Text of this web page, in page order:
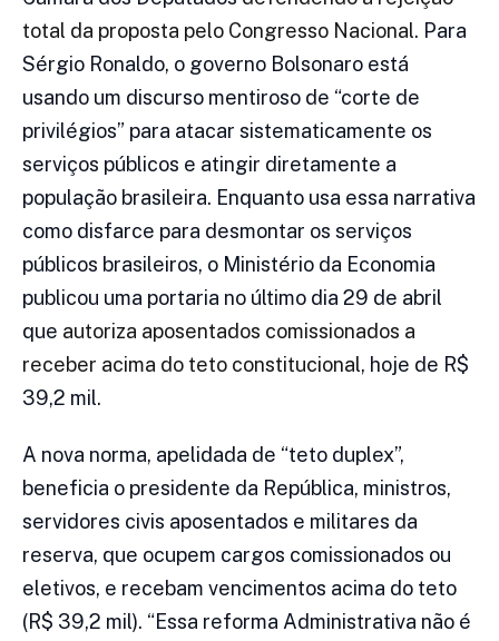
total da proposta pelo Congresso Nacional. Para
Sérgio Ronaldo, o governo Bolsonaro está
usando um discurso mentiroso de “corte de
privilégios” para atacar sistematicamente os
serviços públicos e atingir diretamente a
população brasileira. Enquanto usa essa narrativa
como disfarce para desmontar os serviços
públicos brasileiros, o Ministério da Economia
publicou uma portaria no último dia 29 de abril
que autoriza aposentados comissionados a
receber acima do teto constitucional, hoje de R$
39,2 mil.
A nova norma, apelidada de “teto duplex”,
beneficia o presidente da República, ministros,
servidores civis aposentados e militares da
reserva, que ocupem cargos comissionados ou
eletivos, e recebam vencimentos acima do teto
(R$ 39,2 mil). “Essa reforma Administrativa não é